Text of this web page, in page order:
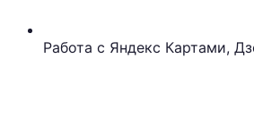
Работа с Яндекс Картами,